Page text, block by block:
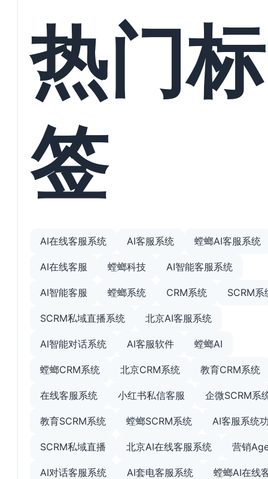
热门标
签
AI在线客服系统 AI客服系统 螳螂AI客服系统
AI在线客服 螳螂科技 AI智能客服系统
AI智能客服 螳螂系统 CRM系统 SCRM系
SCRM私域直播系统 北京AI客服系统
AI智能对话系统 AI客服软件 螳螂AI
螳螂CRM系统 北京CRM系统 教育CRM系统
在线客服系统 小红书私信客服 企微SCRM系
教育SCRM系统 螳螂SCRM系统 AI客服系统
SCRM私域直播 北京AI在线客服系统 营销
AI对话客服系统 AI套电客服系统 螳螂AI在线